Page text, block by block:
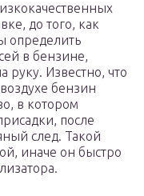
до того, как
определить
в бензине,
руку. Известно, что
бензин
в котором
после
след. Такой
иначе он быстро